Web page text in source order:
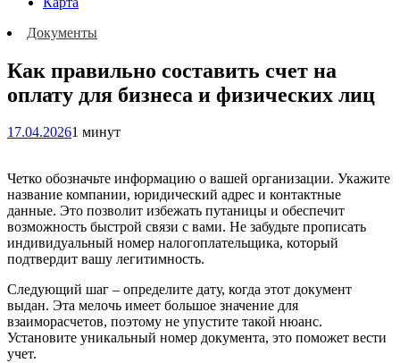
Документы
Как правильно составить счет на
оплату для бизнеса и физических лиц
17.04.20261 минут
Четко обозначьте информацию о вашей организации. Укажите
название компании, юридический адрес и контактные
данные. Это позволит избежать путаницы и обеспечит
возможность быстрой связи с вами. Не забудьте прописать
индивидуальный номер налогоплательщика, который
подтвердит вашу легитимность.
Следующий шаг – определите дату, когда этот документ
выдан. Эта мелочь имеет большое значение для
взаиморасчетов, поэтому не упустите такой нюанс.
Установите уникальный номер документа, это поможет вести
учет.